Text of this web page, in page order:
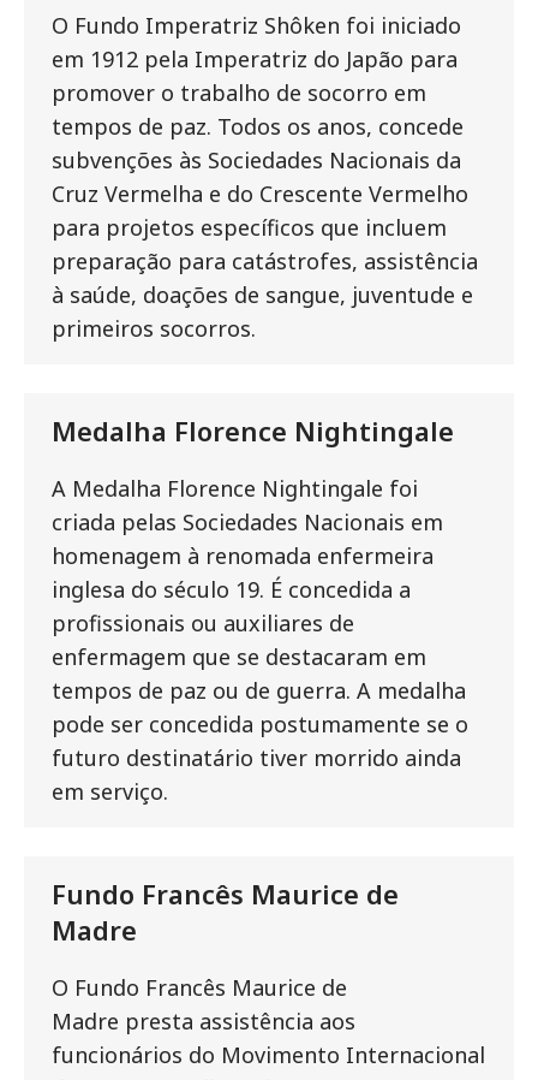
O Fundo Imperatriz Shôken foi iniciado
em 1912 pela Imperatriz do Japão para
promover o trabalho de socorro em
tempos de paz. Todos os anos, concede
subvenções às Sociedades Nacionais da
Cruz Vermelha e do Crescente Vermelho
para projetos específicos que incluem
preparação para catástrofes, assistência
à saúde, doações de sangue, juventude e
primeiros socorros.
Medalha Florence Nightingale
A Medalha Florence Nightingale foi
criada pelas Sociedades Nacionais em
homenagem à renomada enfermeira
inglesa do século 19. É concedida a
profissionais ou auxiliares de
enfermagem que se destacaram em
tempos de paz ou de guerra. A medalha
pode ser concedida postumamente se o
futuro destinatário tiver morrido ainda
em serviço.
Fundo Francês Maurice de
Madre
O Fundo Francês Maurice de
Madre presta assistência aos
funcionários do Movimento Internacional